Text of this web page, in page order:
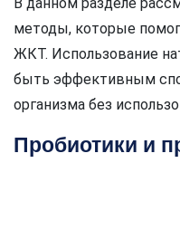
методы, которые
ЖКТ. Использование
быть эффективным
организма без
Пробиотики и